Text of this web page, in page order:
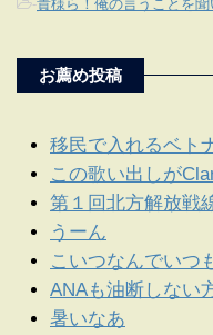
-貴様ら！俺の言うことを聞
お薦め投稿
移民で入れるベト
この歌い出しが
第１回北方解放戦
うーん
こいつなんでいつ
ANAも油断しない
暑いなあ